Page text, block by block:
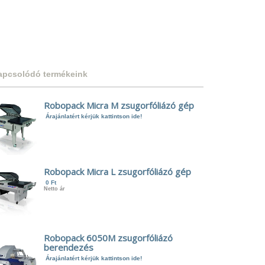
termékeink
Robopack Micra M zsugorfóliázó gép
Árajánlatért kérjük kattintson ide!
Robopack Micra L zsugorfóliázó gép
0 Ft
Netto ár
Robopack 6050M zsugorfóliázó
berendezés
Árajánlatért kérjük kattintson ide!